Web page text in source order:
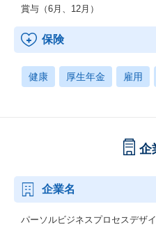
賞与（6月、12月）
保険
健康 厚生年金 雇用
企
企業名
パーソルビジネスプロセスデザ